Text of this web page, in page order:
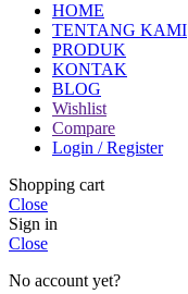
HOME
TENTANG KAMI
PRODUK
KONTAK
BLOG
Wishlist
Compare
Login / Register
Shopping cart
Close
Sign in
Close
No account yet?